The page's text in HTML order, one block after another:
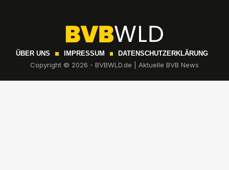
ÜBER UNS IMPRESSUM DATENSCHUTZERKLÄRUNG
Copyright © 2026 - BVBWLD.de | Aktuelle BVB News